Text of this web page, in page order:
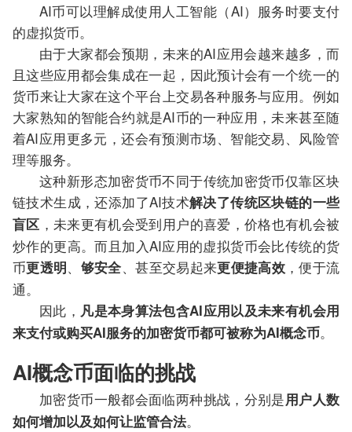
AI币可以理解成使用人工智能（AI）服务时要支付
的虚拟货币。
由于大家都会预期，未来的AI应用会越来越多，而
且这些应用都会集成在一起，因此预计会有一个统一的
货币来让大家在这个平台上交易各种服务与应用。例如
大家熟知的智能合约就是AI币的一种应用，未来甚至随
着AI应用更多元，还会有预测市场、智能交易、风险管
理等服务。
这种新形态加密货币不同于传统加密货币仅靠区块
链技术生成，还添加了AI技术解决了传统区块链的一些
盲区 ，未来更有机会受到用户的喜爱，价格也有机会被
炒作的更高。而且加入AI应用的虚拟货币会比传统的货
币更透明、 够安全、甚至交易起来更便捷高效 ，便于流
通。
因此， 凡是本身算法包含AI应用以及未来有机会用
来支付或购买AI服务的加密货币都可被称为AI概念币。
AI概念币面临的挑战
加密货币一般都会面临两种挑战，分别是用户人数
如何增加以及如何让监管合法。